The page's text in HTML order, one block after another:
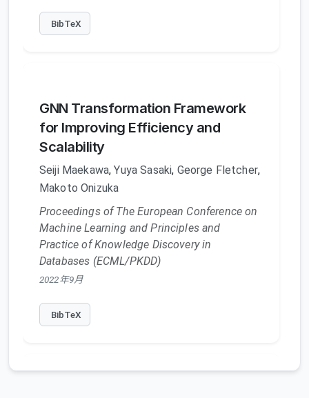
BibTeX
GNN Transformation Framework
for Improving Efficiency and
Scalability
Seiji Maekawa,Yuya Sasaki, George Fletcher,
Makoto Onizuka
Proceedings of The European Conference on
Machine Learning and Principles and
Practice of Knowledge Discovery in
Databases (ECML/PKDD)
2022年9月
BibTeX